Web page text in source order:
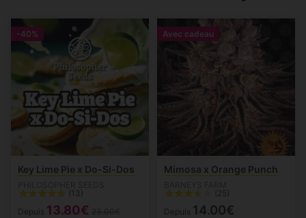
-40%
Key Lime Pie x Do-Si-Dos
(13)
Depuis 13.80€
Avec cadeau
Mimosa x Orange Punch
(25)
Depuis 14.00€